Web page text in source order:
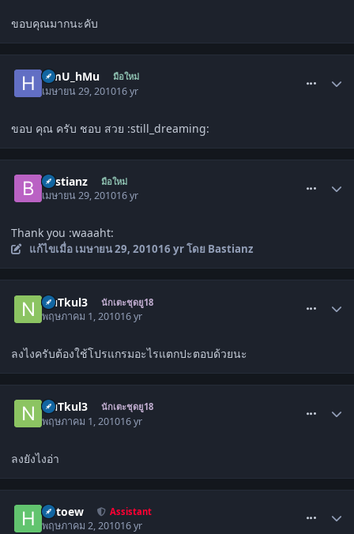
ขอบคุณมากนะคับ
HmU_hMu มือใหม่
เมษายน 29, 201016 yr
ขอบ คุณ ครับ ชอบ สวย :still_dreaming:
Bastianz มือใหม่
เมษายน 29, 201016 yr
Thank you :waaaht:
แก้ไขเมื่อ เมษายน 29, 201016 yrโดย Bastianz
NuTkul3 นักเตะชุดยู18
พฤษภาคม 1, 201016 yr
ลงไงครับต้องใช้โปรแกรมอะไรแตกปะตอบด้วยนะ
NuTkul3 นักเตะชุดยู18
พฤษภาคม 1, 201016 yr
ลงยังไงอ่า
hutoew Assistant
พฤษภาคม 2, 201016 yr